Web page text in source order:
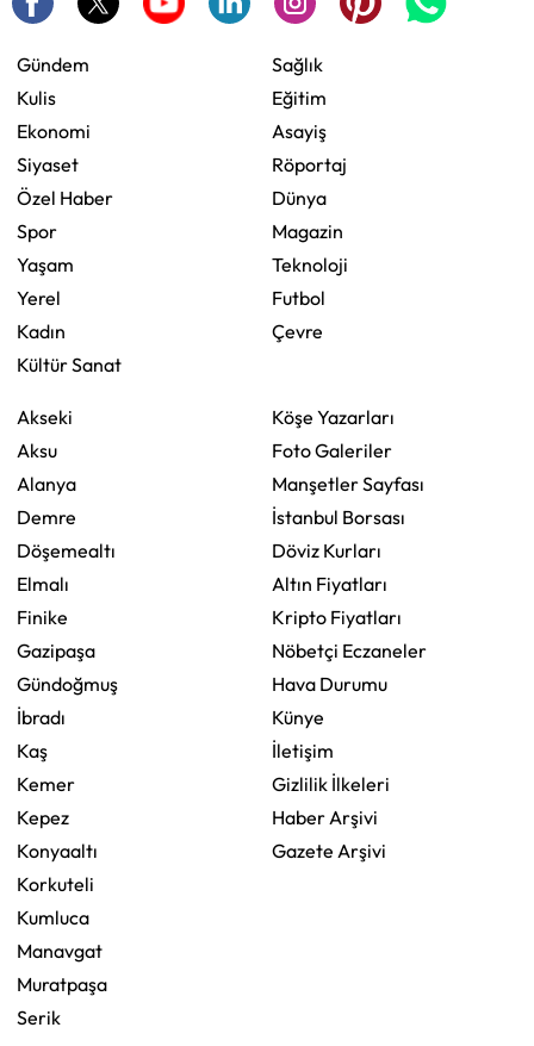
Gündem
Kulis
Ekonomi
Siyaset
Özel Haber
Spor
Yaşam
Yerel
Kadın
Kültür Sanat
Sağlık
Eğitim
Asayiş
Röportaj
Dünya
Magazin
Teknoloji
Futbol
Çevre
Akseki
Aksu
Alanya
Demre
Döşemealtı
Elmalı
Finike
Gazipaşa
Gündoğmuş
İbradı
Kaş
Kemer
Kepez
Konyaaltı
Korkuteli
Kumluca
Manavgat
Muratpaşa
Serik
Köşe Yazarları
Foto Galeriler
Manşetler Sayfası
İstanbul Borsası
Döviz Kurları
Altın Fiyatları
Kripto Fiyatları
Nöbetçi Eczaneler
Hava Durumu
Künye
İletişim
Gizlilik İlkeleri
Haber Arşivi
Gazete Arşivi